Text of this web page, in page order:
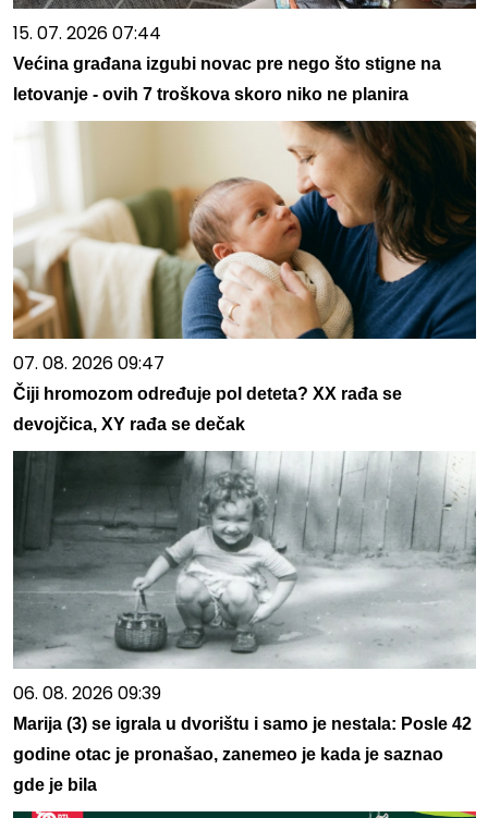
15. 07. 2026 07:44
Većina građana izgubi novac pre nego što stigne na
letovanje - ovih 7 troškova skoro niko ne planira
07. 08. 2026 09:47
Čiji hromozom određuje pol deteta? XX rađa se
devojčica, XY rađa se dečak
06. 08. 2026 09:39
Marija (3) se igrala u dvorištu i samo je nestala: Posle 42
godine otac je pronašao, zanemeo je kada je saznao
gde je bila